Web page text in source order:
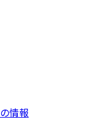
情報